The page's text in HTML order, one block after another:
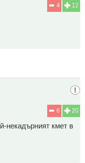
12
4
20
6
некадърният кмет в